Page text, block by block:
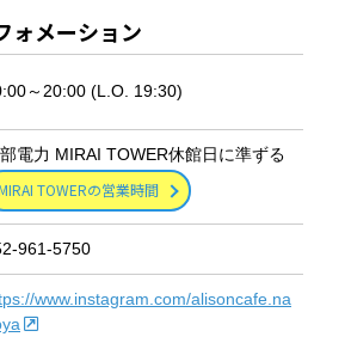
ォメーション
～20:00 (L.O. 19:30)
電力 MIRAI TOWER休館日に準ずる
TOWERの営業時間
961-5750
www.instagram.com/alisoncafe.na